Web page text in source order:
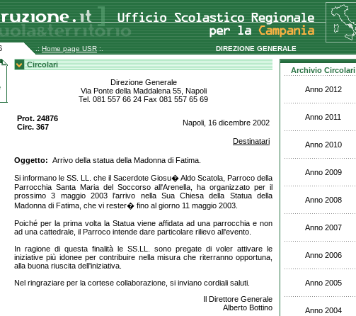
.: Home page USR :. DIREZIONE GENERALE
Circolari
Direzione Generale
Via Ponte della Maddalena 55, Napoli
Tel. 081 557 66 24 Fax 081 557 65 69
Prot. 24876
Circ. 367
Napoli, 16 dicembre 2002
Destinatari
Oggetto: Arrivo della statua della Madonna di Fatima.
Si informano le SS. LL. che il Sacerdote Giosu� Aldo Scatola, Parroco della
Parrocchia Santa Maria del Soccorso all'Arenella, ha organizzato per il
prossimo 3 maggio 2003 l'arrivo nella Sua Chiesa della Statua della
Madonna di Fatima, che vi rester� fino al giorno 11 maggio 2003.
Poiché per la prima volta la Statua viene affidata ad una parrocchia e non
ad una cattedrale, il Parroco intende dare particolare rilievo all'evento.
In ragione di questa finalità le SS.LL. sono pregate di voler attivare le
iniziative più idonee per contribuire nella misura che riterranno opportuna,
alla buona riuscita dell'iniziativa.
Nel ringraziare per la cortese collaborazione, si inviano cordiali saluti.
Il Direttore Generale
Alberto Bottino
Archivio Circolari
Anno 2012
Anno 2011
Anno 2010
Anno 2009
Anno 2008
Anno 2007
Anno 2006
Anno 2005
Anno 2004